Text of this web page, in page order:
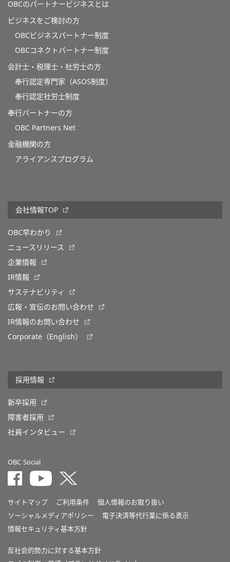
OBCのパートナービジネスとは
ビジネスをご検討の方
OBCビジネスパートナー制度
OBCコネクトパートナー制度
会計士・税理士・社労士の方
奉行認定専門家（ASOS制度）
奉行認定社労士制度
奉行パートナーの方
OBC Partners Net
金融機関の方
アライアンスプログラム
会社情報TOP
OBC早わかり
ニュースリリース
企業情報
IR情報
サステナビリティ
広報・宣伝のお問い合わせ
IR情報のお問い合わせ
Corporate（English）
採用情報
新卒採用
障害者採用
社員インタビュー
OBC Social
サイトマップ ご利用条件
個人情報のお取り扱い
ソーシャルメディアポリシー
電子決済等代行業に係る表示
情報セキュリティ基本方針
反社会的勢力に対する基本方針